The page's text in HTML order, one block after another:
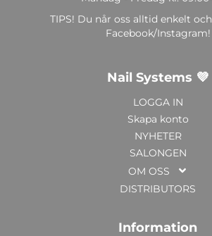
TIPS! Du når oss alltid enkelt
Facebook/Instagram!
Nail Systems 💜
LOGGA IN
Skapa konto
NYHETER
SALONGEN
OM OSS
DISTRIBUTORS
Information